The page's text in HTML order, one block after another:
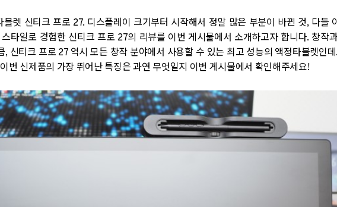
렛 신티크 프로 27. 디스플레이 크기부터 시작해서 정말 많은 부분이 바뀐 것, 다들
타일로 경험한 신티크 프로 27의 리뷰를 이번 게시물에서 소개하고자 합니다. 창작
신티크 프로 27 역시 모든 창작 분야에서 사용할 수 있는 최고 성능의 액정타블렛인
번 신제품의 가장 뛰어난 특징은 과연 무엇일지 이번 게시물에서 확인해주세요!